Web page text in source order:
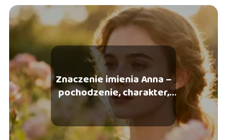
Znaczenie imienia Anna –
pochodzenie, charakter,
imieniny